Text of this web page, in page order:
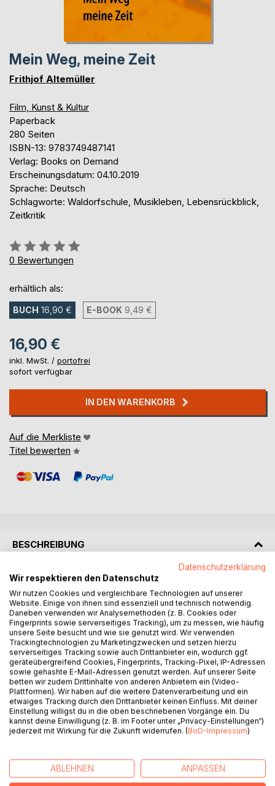
Mein Weg, meine Zeit
Frithjof Altemüller
Film, Kunst & Kultur
Paperback
280 Seiten
ISBN-13: 9783749487141
Verlag: Books on Demand
Erscheinungsdatum: 04.10.2019
Sprache: Deutsch
Schlagworte: Waldorfschule, Musikleben, Lebensrückblick,
Zeitkritik
Bewertung::
0%
0 Bewertungen
erhältlich als:
BUCH 16,90 € E-BOOK 9,49 €
16,90 €
inkl. MwSt. / portofrei
sofort verfügbar
IN DEN WARENKORB
Auf die Merkliste
Titel bewerten
BESCHREIBUNG
Der Elmshorner Autor und Vater von vier Töchtern ist über
sechzig Jahre mit seiner Frau Eva verheiratet. Er blickt
zurück auf gemeinsame Lebensabschnitte und nimmt die
politischen und gesellschaftlichen Verhältnisse aus seinem
eigenen Erleben durchaus kritisch in den Blick. Zu seinen
Erinnerungen gehören auch die Menschen seines
Umkreises. In kleinen sympathischen Skizzen weiß er ihr
Bild einzufangen.
In der Summe aller Betrachtungen und Erinnerungen
entsteht ein Bild seines Weges durch ein Jahrhundert
Deutschland, von den 20er Jahren des letzten
Jahrhunderts, über die Nachkriegszeit und die Jahrzehnte
des Aufbaus in den Wohlstand bis zu unserer Gegenwart im
Veränderungen in der global gewordenen Welt.
Datenschutzerklärung
Wir respektieren den Datenschutz
Wir nutzen Cookies und vergleichbare Technologien auf unserer
Website. Einige von ihnen sind essenziell und technisch notwendig.
Daneben verwenden wir Analysemethoden (z. B. Cookies oder
Fingerprints sowie serverseitiges Tracking), um zu messen, wie häufig
unsere Seite besucht und wie sie genutzt wird. Wir verwenden
Trackingtechnologien zu Marketingzwecken und setzen hierzu
serverseitiges Tracking sowie auch Drittanbieter ein, wodurch ggf.
geräteübergreifend Cookies, Fingerprints, Tracking-Pixel, IP-Adressen
sowie gehashte E-Mail-Adressen genutzt werden. Auf unserer Seite
betten wir zudem Drittinhalte von anderen Anbietern ein (Video-
Plattformen). Wir haben auf die weitere Datenverarbeitung und ein
etwaiges Tracking durch den Drittanbieter keinen Einfluss. Mit deiner
Einstellung willigst du in die oben beschriebenen Vorgänge ein. Du
kannst deine Einwilligung (z. B. im Footer unter „Privacy-Einstellungen“)
jederzeit mit Wirkung für die Zukunft widerrufen. (BoD-Impressum)
ABLEHNEN ANPASSEN